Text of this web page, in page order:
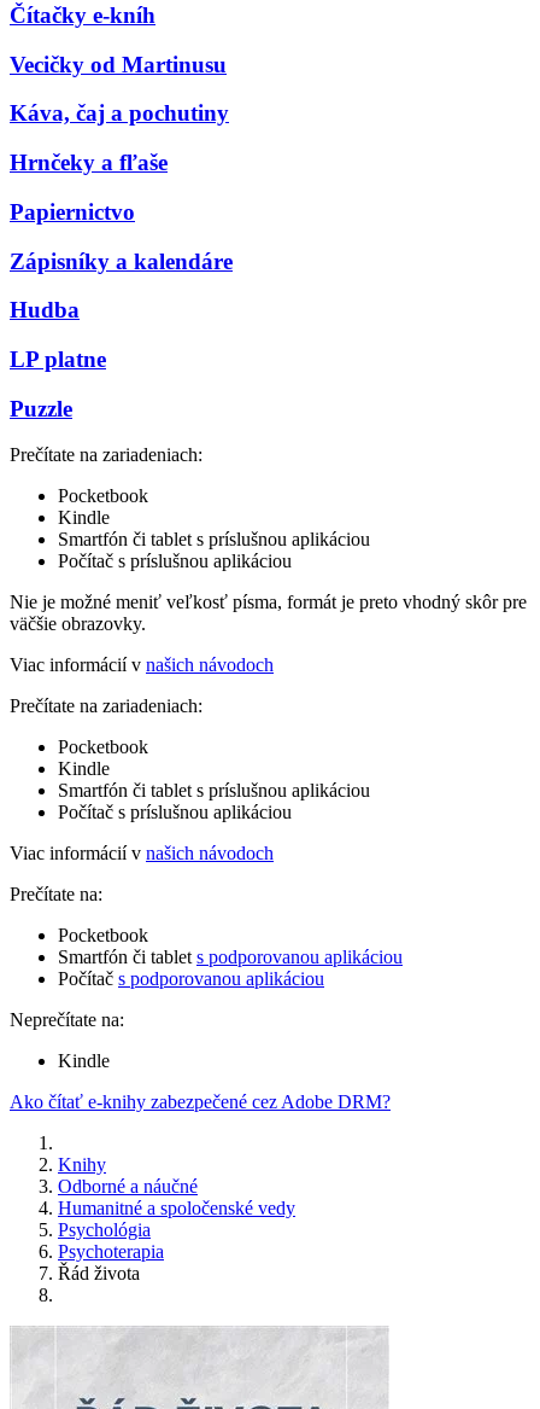
Čítačky e-kníh
Vecičky od Martinusu
Káva, čaj a pochutiny
Hrnčeky a fľaše
Papiernictvo
Zápisníky a kalendáre
Hudba
LP platne
Puzzle
Prečítate na zariadeniach:
Pocketbook
Kindle
Smartfón či tablet s príslušnou aplikáciou
Počítač s príslušnou aplikáciou
Nie je možné meniť veľkosť písma, formát je preto vhodný skôr pre
väčšie obrazovky.
Viac informácií v našich návodoch
Prečítate na zariadeniach:
Pocketbook
Kindle
Smartfón či tablet s príslušnou aplikáciou
Počítač s príslušnou aplikáciou
Viac informácií v našich návodoch
Prečítate na:
Pocketbook
Smartfón či tablet s podporovanou aplikáciou
Počítač s podporovanou aplikáciou
Neprečítate na:
Kindle
Ako čítať e-knihy zabezpečené cez Adobe DRM?
Knihy
Odborné a náučné
Humanitné a spoločenské vedy
Psychológia
Psychoterapia
Řád života